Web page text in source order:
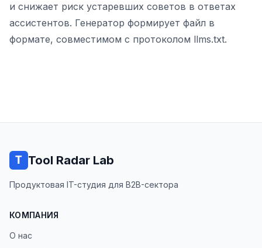
и снижает риск устаревших советов в ответах
ассистентов. Генератор формирует файл в
формате, совместимом с протоколом llms.txt.
Tool Radar Lab
Продуктовая IT-студия для B2B-сектора
КОМПАНИЯ
О нас